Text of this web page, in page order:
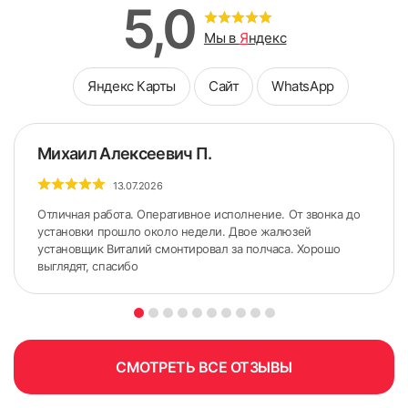
5. По сделанным ранее меткам приложить карниз.
Желательно использовать строительный уровень для
точного горизонтального расположения карниза.
5,0 Мы в Яндекс
Яндекс Карты Сайт WhatsApp
Михаил Алексеевич П.
13.07.2026
Отличная работа. Оперативное исполнение. От звонка до
установки прошло около недели. Двое жалюзей
установщик Виталий смонтировал за полчаса. Хорошо
выглядят, спасибо
СМОТРЕТЬ ВСЕ ОТЗЫВЫ